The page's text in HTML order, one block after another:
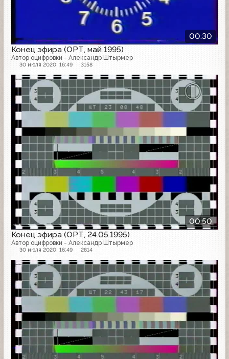
00:30
Конец эфира (ОРТ, май 1995)
Автор оцифровки - Александр Штырмер
30 июля 2020, 16:49 3158
00:50
Конец эфира (ОРТ, 24.05.1995)
Автор оцифровки - Александр Штырмер
30 июля 2020, 16:49 2814
Конец эфира
Конец эфира